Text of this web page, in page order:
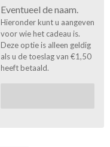
Eventueel de naam.
Hieronder kunt u aangeven
voor wie het cadeau is.
Deze optie is alleen geldig
als u de toeslag van €1,50
heeft betaald.